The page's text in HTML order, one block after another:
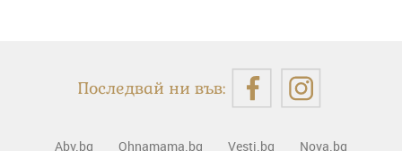
Последвай ни във:
Abv.bg Ohnamama.bg Vesti.bg Nova.bg